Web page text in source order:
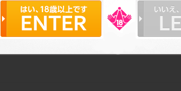
リアルな舌(べろ)ローター
参考上代 2,500円 （税抜）
卸価格：会員様のみ公開
リアルな長～い舌(べろ)ロー
ターがパワーアップ!!
参考上代 2,500円（税抜）
卸価格：会員様のみ公開